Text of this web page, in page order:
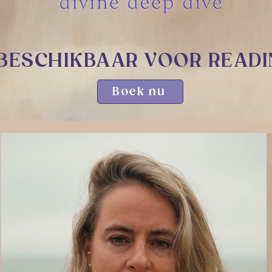
VOOR
Boek nu